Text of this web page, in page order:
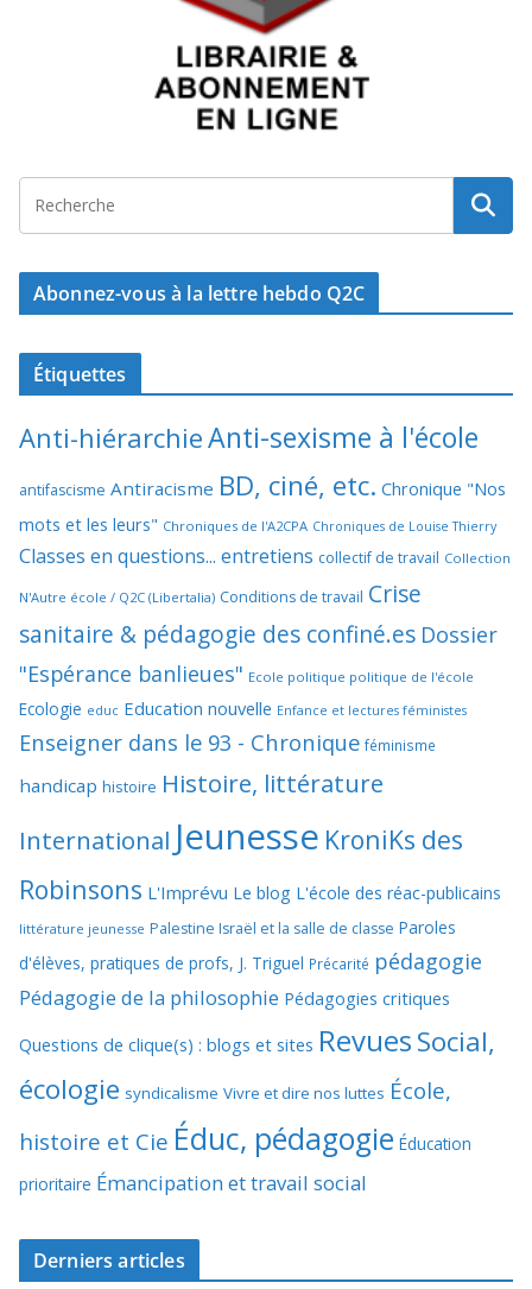
Abonnez-vous à la lettre hebdo Q2C
Étiquettes
Anti-hiérarchieAnti-sexisme à l'école
antifascisme Antiracisme BD, ciné, etc. Chronique "Nos
mots et les leurs" Chroniques de l'A2CPA Chroniques de Louise Thierry
Classes en questions... entretiens collectif de travail Collection
N'Autre école / Q2C (Libertalia) Conditions de travail Crise
sanitaire & pédagogie des confiné.es Dossier
"Espérance banlieues" Ecole politique politique de l'école
Ecologie educ Education nouvelle Enfance et lectures féministes
Enseigner dans le 93 - Chronique féminisme
handicap histoire Histoire, littérature
International Jeunesse KroniKs des
Robinsons L'Imprévu Le blog L'école des réac-publicains
littérature jeunesse Palestine Israël et la salle de classe Paroles
d'élèves, pratiques de profs, J. Triguel Précarité pédagogie
Pédagogie de la philosophie Pédagogies critiques
Questions de clique(s) : blogs et sites RevuesSocial,
écologie syndicalisme Vivre et dire nos luttes École,
histoire et Cie Éduc, pédagogie Éducation
prioritaire Émancipation et travail social
Derniers articles